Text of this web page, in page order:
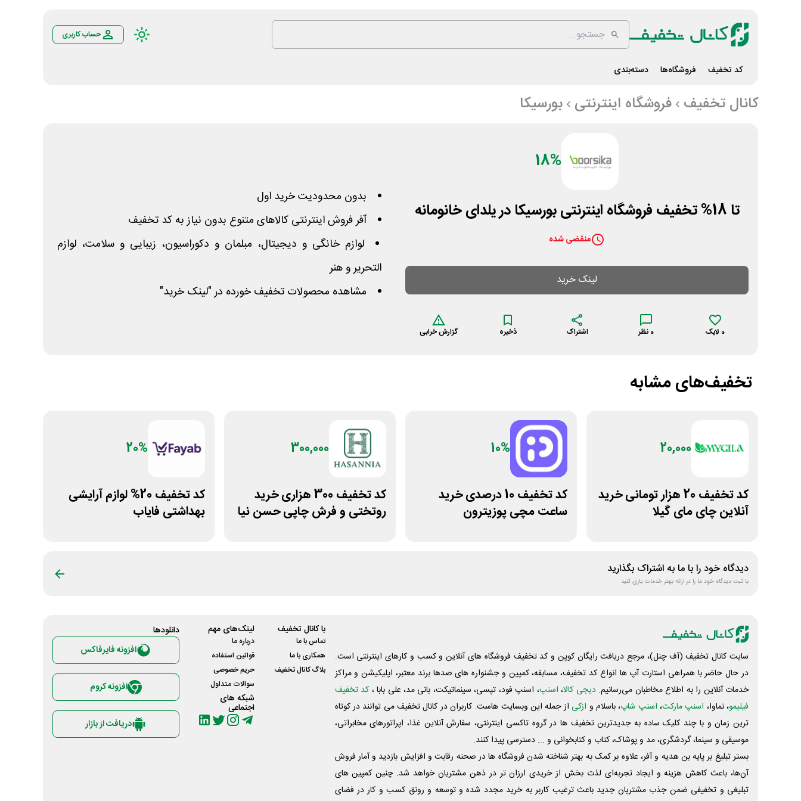
حساب کاربری
کد تخفیف فروشگاه‌ها دسته‌بندی
کانال تخفیف فروشگاه اینترنتی بورسیکا
18%
تا 18% تخفیف فروشگاه اینترنتی بورسیکا در یلدای خانومانه
منقضی شده
لینک خرید
0 لایک 0 نظر اشتراک ذخیره گزارش خرابی
بدون محدودیت خرید اول
آفر فروش اینترنتی کالاهای متنوع بدون نیاز به کد تخفیف
لوازم خانگی و دیجیتال، مبلمان و دکوراسیون، زیبایی و سلامت، لوازم
التحریر و هنر
مشاهده محصولات تخفیف خورده در "لینک خرید"
تخفیف‌های مشابه
20,000
کد تخفیف 20 هزار تومانی خرید
آنلاین چای مای گیلا
10%
کد تخفیف 10 درصدی خرید
ساعت مچی پوزیترون
300,000
کد تخفیف 300 هزاری خرید
روتختی و فرش چاپی حسن نیا
20%
کد تخفیف 20% لوازم آرایشی
بهداشتی فایاب
دیدگاه خود را با ما به اشتراک بگذارید
با ثبت دیدگاه خود ما را در ارائه بهتر خدمات یاری کنید
سایت کانال تخفیف (آف چنل)، مرجع دریافت رایگان کوپن و کد تخفیف فروشگاه های آنلاین و کسب و‌ کارهای اینترنتی است.
در حال حاضر با همراهی استارت آپ ها انواع کد تخفیف، مسابقه، کمپین و جشنواره های صدها برند معتبر، اپلیکیشن و مراکز
خدمات آنلاین را به اطلاع مخاطبان می‌رسانیم. دیجی کالا، اسنپ، اسنپ فود، تپسی، سینماتیکت، بانی مد، علی‌ بابا ، کد تخفیف
فیلیمو، نماوا، اسنپ مارکت، اسنپ شاپ، باسلام و ازکی از جمله این وبسایت ‌هاست. کاربران در کانال تخفیف می توانند در کوتاه
ترین زمان و با چند کلیک ساده به جدیدترین تخفیف ها در گروه تاکسی اینترنتی، سفارش آنلاین غذا، اپراتورهای مخابراتی،
موسیقی و سینما، گردشگری، مد و پوشاک، کتاب و کتابخوانی و ... دسترسی پیدا کنند.
بستر تبلیغ بر پایه بن هدیه و آفر، علاوه بر کمک به بهتر شناخته شدن فروشگاه ها در صحنه رقابت و افزایش بازدید و آمار فروش
آن‌ها، باعث کاهش هزینه و ایجاد تجربه‌ای لذت بخش از خریدی ارزان تر در ذهن مشتریان خواهد شد. چنین کمپین های
تبلیغی و تخفیفی ضمن جذب مشتریان جدید باعث ترغیب کاربر به خرید مجدد شده و توسعه و رونق کسب و کار در فضای
با کانال تخفیف
تماس با ما
همکاری با ما
بلاگ کانال تخفیف
لینک‌های مهم
درباره ما
قوانین استفاده
حریم خصوصی
سوالات متداول
شبکه های
اجتماعی
دانلود‌ها
افزونه فایرفاکس
افزونه کروم
دریافت از بازار